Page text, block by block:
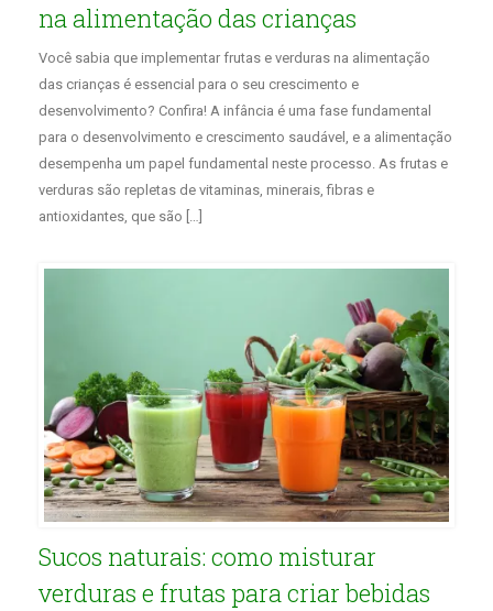
na alimentação das crianças
Você sabia que implementar frutas e verduras na alimentação
das crianças é essencial para o seu crescimento e
desenvolvimento? Confira! A infância é uma fase fundamental
para o desenvolvimento e crescimento saudável, e a alimentação
desempenha um papel fundamental neste processo. As frutas e
verduras são repletas de vitaminas, minerais, fibras e
antioxidantes, que são […]
Sucos naturais: como misturar
verduras e frutas para criar bebidas